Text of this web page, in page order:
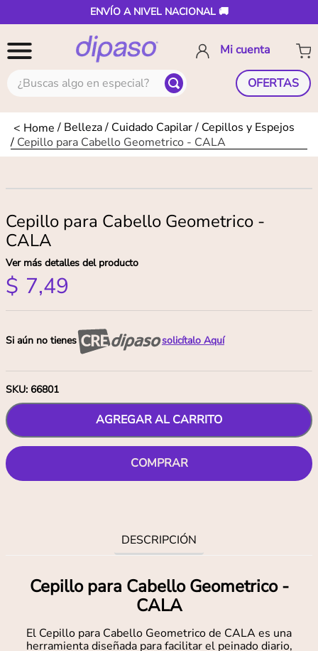
ENVÍO A NIVEL NACIONAL 🚚
¿Buscas algo en especial? OFERTAS
Belleza Cuidado Capilar
Cepillos y Espejos
Cepillo para Cabello Geometrico - CALA
Cepillo para Cabello Geometrico -
CALA
Ver más detalles del producto
$ 7,49
Si aún no tienes solicítalo Aquí
SKU: 66801
AGREGAR AL CARRITO
COMPRAR
DESCRIPCIÓN
Cepillo para Cabello Geometrico -
CALA
El Cepillo para Cabello Geometrico de CALA es una
herramienta diseñada para facilitar el peinado diario,